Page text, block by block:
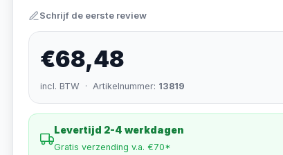
Schrijf de eerste review
€68,48
incl. BTW · Artikelnummer: 13819
Levertijd 2-4 werkdagen
Gratis verzending v.a. €70*